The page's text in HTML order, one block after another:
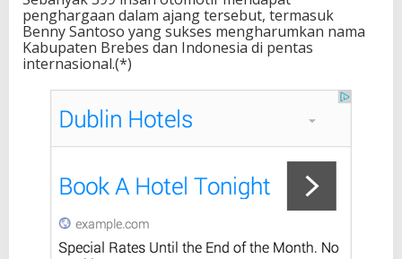
penghargaan dalam ajang tersebut, termasuk
Benny Santoso yang sukses mengharumkan nama
Kabupaten Brebes dan Indonesia di pentas
internasional.(*)